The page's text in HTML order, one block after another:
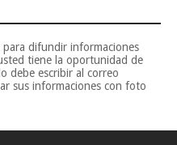
difundir informaciones
tiene la oportunidad de
debe escribir al correo
sus informaciones con foto